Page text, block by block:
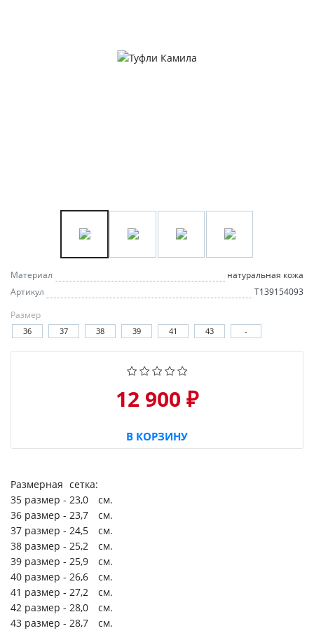
Материал
натуральная кожа
Артикул
T139154093
Размер
36 37 38 39 41 43 -
12 900 ₽
В КОРЗИНУ
Размерная сетка:
35 размер - 23,0
см.
36 размер - 23,7
см.
37 размер - 24,5
см.
38 размер - 25,2
см.
39 размер - 25,9
см.
40 размер - 26,6
см.
41 размер - 27,2
см.
42 размер - 28,0
см.
43 размер - 28,7 см.